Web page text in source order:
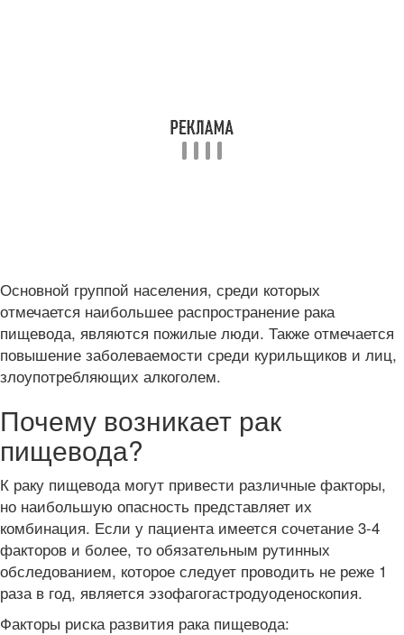
Основной группой населения, среди которых
отмечается наибольшее распространение рака
пищевода, являются пожилые люди. Также отмечается
повышение заболеваемости среди курильщиков и лиц,
злоупотребляющих алкоголем.
Почему возникает рак
пищевода?
К раку пищевода могут привести различные факторы,
но наибольшую опасность представляет их
комбинация. Если у пациента имеется сочетание 3-4
факторов и более, то обязательным рутинных
обследованием, которое следует проводить не реже 1
раза в год, является эзофагогастродуоденоскопия.
Факторы риска развития рака пищевода: